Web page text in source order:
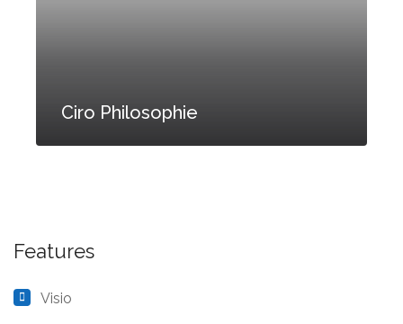
Ciro Philosophie
Features
Visio